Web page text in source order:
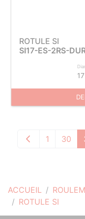
ACCUEIL
ROTULE SI
ROTULE SI
SI17-ES-2RS-
17
1 30